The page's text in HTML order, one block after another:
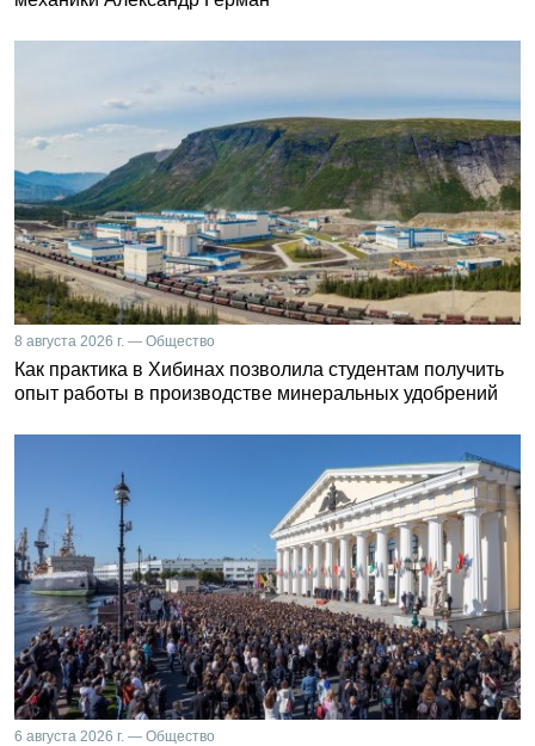
8 августа 2026 г. — Общество
Как практика в Хибинах позволила студентам получить
опыт работы в производстве минеральных удобрений
6 августа 2026 г. — Общество